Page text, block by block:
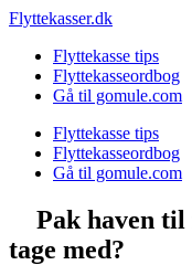
Skip
content
Flyttekasser.dk
Flyttekasse tips
Flyttekasseordbog
Gå til gomule.com
Flyttekasse tips
Flyttekasseordbog
Gå til gomule.com
Pak haven
tage med?